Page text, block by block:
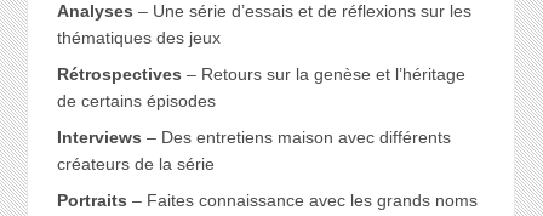
Analyses – Une série d’essais et de réflexions sur les
thématiques des jeux
Rétrospectives – Retours sur la genèse et l’héritage
de certains épisodes
Interviews – Des entretiens maison avec différents
créateurs de la série
Portraits – Faites connaissance avec les grands noms